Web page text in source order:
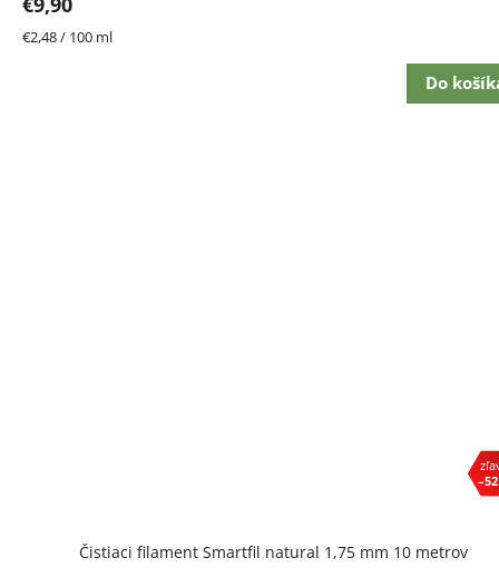
5
hviezdičiek.
Jednotková
€2,48 / 100 ml
Do
Čistiaci filament Smartfil natural 1,75 mm 10 metrov